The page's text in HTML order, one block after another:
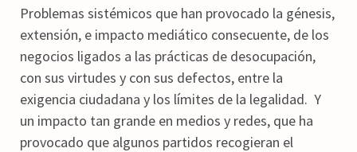
Problemas sistémicos que han provocado la génesis,
extensión, e impacto mediático consecuente, de los
negocios ligados a las prácticas de desocupación,
con sus virtudes y con sus defectos, entre la
exigencia ciudadana y los límites de la legalidad. Y
un impacto tan grande en medios y redes, que ha
provocado que algunos partidos recogieran el